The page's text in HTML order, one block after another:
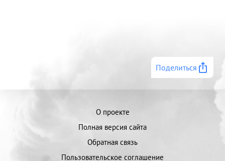
Поделиться
О проекте
Полная версия сайта
Обратная связь
Пользовательское соглашение